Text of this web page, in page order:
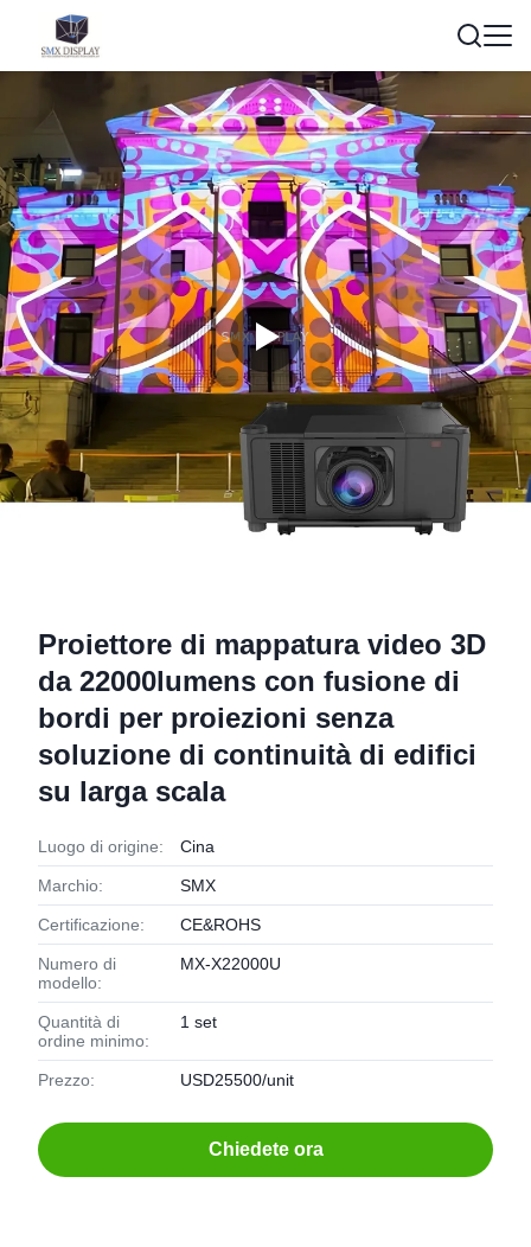
Proiettore di mappatura video 3D
da 22000lumens con fusione di
bordi per proiezioni senza
soluzione di continuità di edifici
su larga scala
Luogo di origine: Cina
Marchio: SMX
Certificazione: CE&ROHS
Numero di
modello:
MX-X22000U
Quantità di
ordine minimo:
1 set
Prezzo: USD25500/unit
Chiedete ora